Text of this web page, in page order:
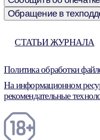
Обращение в
СТАТЬИ ЖУРНАЛА
Политика обработки
На информационном
рекомендательные